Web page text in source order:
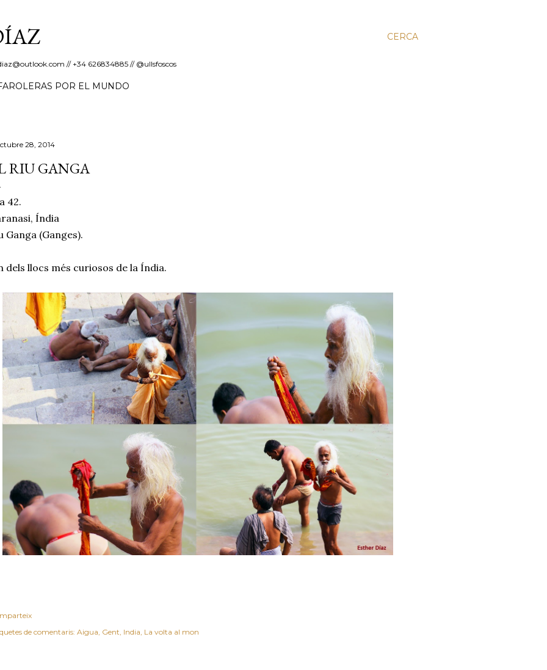
CERCA
// +34 626834885 // @ullsfoscos
POR EL MUNDO
28, 2014
RIU GANGA
42.
Índia
Ganga (Ganges).
dels llocs més curiosos de la Índia.
de comentaris: Aigua Gent India La volta al mon